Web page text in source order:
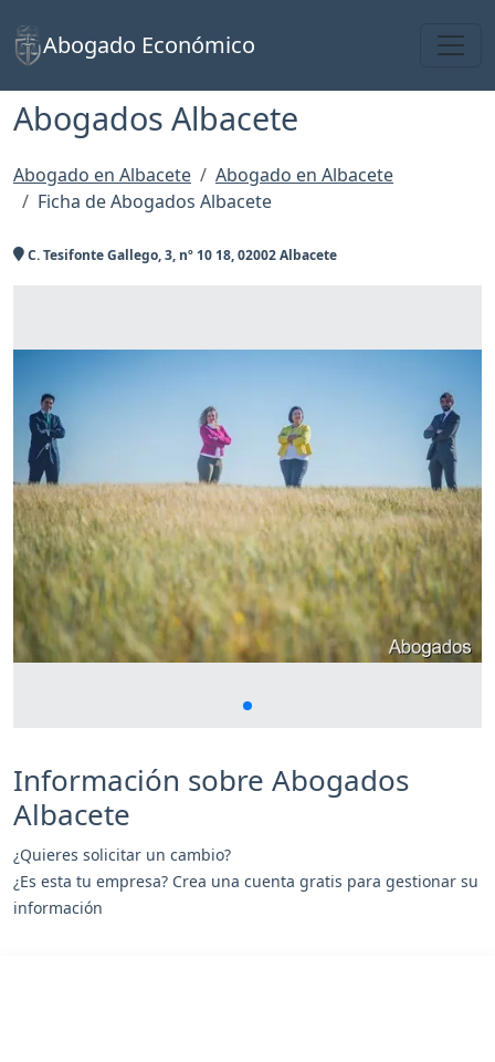
Abogado Económico
Abogados Albacete
Abogado en Albacete
Abogado en Albacete
Ficha de Abogados Albacete
C. Tesifonte Gallego, 3, nº 10 18, 02002 Albacete
Información sobre Abogados
Albacete
¿Quieres solicitar un cambio?
¿Es esta tu empresa? Crea una cuenta gratis para gestionar su
información